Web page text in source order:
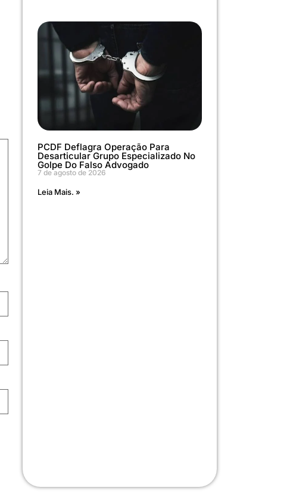
PCDF Deflagra Operação Para
Desarticular Grupo Especializado No
Golpe Do Falso Advogado
7 de agosto de 2026
Leia Mais. »